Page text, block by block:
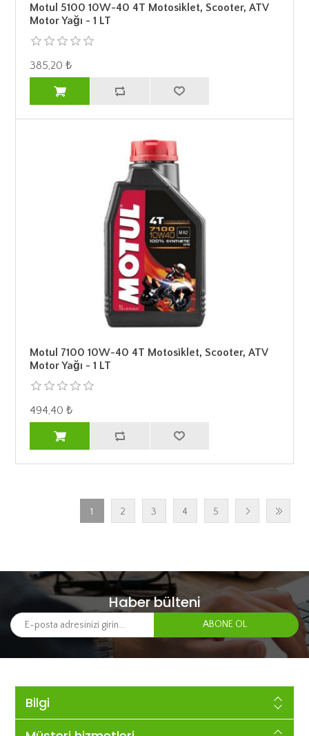
Motul 5100 10W-40 4T Motosiklet, Scooter, ATV
Motor Yağı - 1 LT
385,20 ₺
Motul 7100 10W-40 4T Motosiklet, Scooter, ATV
Motor Yağı - 1 LT
494,40 ₺
1 2 3 4 5
Haber bülteni
Bilgi